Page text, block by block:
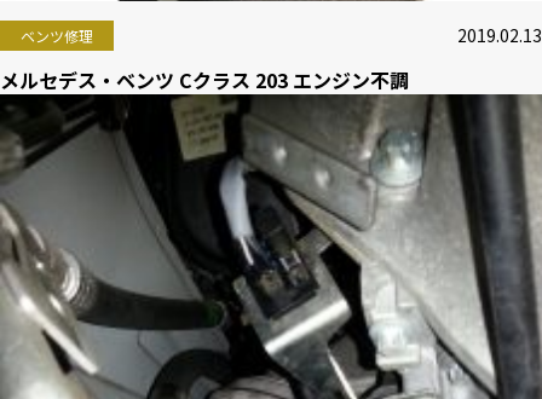
ベンツ修理 2019.02.13
メルセデス・ベンツ Cクラス 203 エンジン不調